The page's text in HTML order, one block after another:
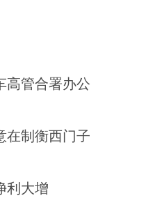
高管合署办公
在制衡西门子
利大增